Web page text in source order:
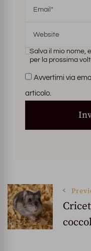
Salva il mio nome,
per la prossima
Avvertimi via
articolo.
Post